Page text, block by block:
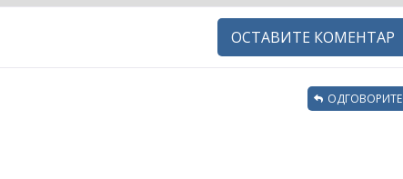
ОСТАВИТЕ КОМЕНТАР
ОДГОВОРИТЕ